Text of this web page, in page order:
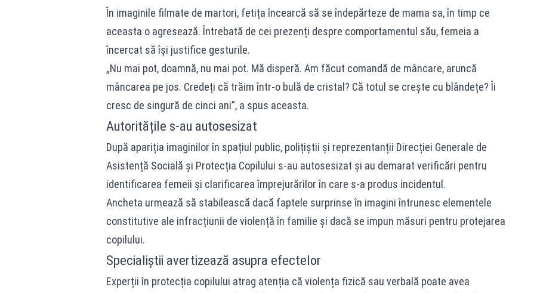
În imaginile filmate de martori, fetița încearcă să se îndepărteze de mama sa, în timp ce
aceasta o agresează. Întrebată de cei prezenți despre comportamentul său, femeia a
încercat să își justifice gesturile.
„Nu mai pot, doamnă, nu mai pot. Mă disperă. Am făcut comandă de mâncare, aruncă
mâncarea pe jos. Credeți că trăim într-o bulă de cristal? Că totul se crește cu blândețe? Îi
cresc de singură de cinci ani”, a spus aceasta.
Autoritățile s-au autosesizat
După apariția imaginilor în spațiul public, polițiștii și reprezentanții Direcției Generale de
Asistență Socială și Protecția Copilului s-au autosesizat și au demarat verificări pentru
identificarea femeii și clarificarea împrejurărilor în care s-a produs incidentul.
Ancheta urmează să stabilească dacă faptele surprinse în imagini întrunesc elementele
constitutive ale infracțiunii de violență în familie și dacă se impun măsuri pentru protejarea
copilului.
Specialiștii avertizează asupra efectelor
Experții în protecția copilului atrag atenția că violența fizică sau verbală poate avea